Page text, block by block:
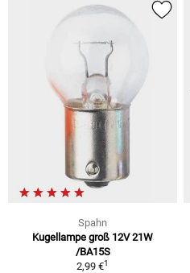
Spahn
Kugellampe groß 12V 21W
/BA15S
2,99 €1